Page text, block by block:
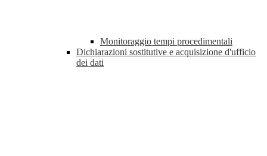
Monitoraggio tempi procedimentali
Dichiarazioni sostitutive e acquisizione d'ufficio
dei dati